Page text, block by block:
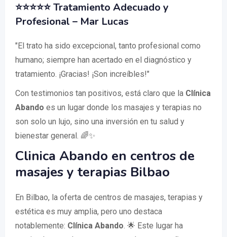
⭐⭐⭐⭐⭐Tratamiento Adecuado y
Profesional – Mar Lucas
"El trato ha sido excepcional, tanto profesional como
humano; siempre han acertado en el diagnóstico y
tratamiento. ¡Gracias! ¡Son increíbles!"
Con testimonios tan positivos, está claro que la Clínica
Abando es un lugar donde los masajes y terapias no
son solo un lujo, sino una inversión en tu salud y
bienestar general. 🌈✨
Clinica Abando en centros de
masajes y terapias Bilbao
En Bilbao, la oferta de centros de masajes, terapias y
estética es muy amplia, pero uno destaca
notablemente: Clínica Abando. 🌟 Este lugar ha